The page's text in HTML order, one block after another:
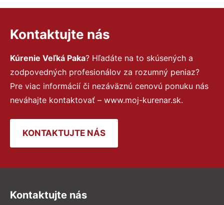
Kontaktujte nás
Kúrenie Veľká Paka? Hľadáte na to skúsených a
zodpovedných profesionálov za rozumný peniaz?
Pre viac informácií či nezáväznú cenovú ponuku nás
neváhajte kontaktovať – www.moj-kurenar.sk.
KONTAKTUJTE NÁS
Kontaktujte nás